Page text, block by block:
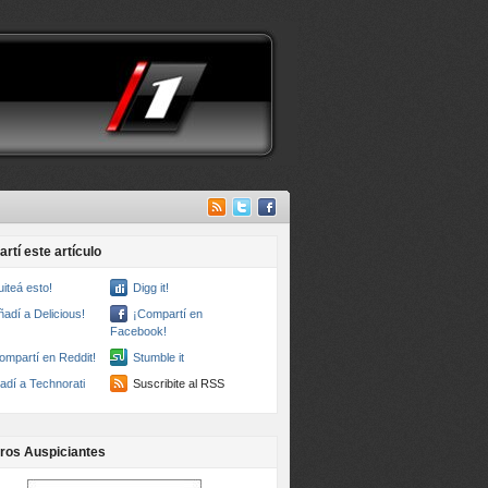
este artículo
esto!
Digg it!
a Delicious!
¡Compartí en
Facebook!
en Reddit!
Stumble it
a Technorati
Suscribite al RSS
Auspiciantes